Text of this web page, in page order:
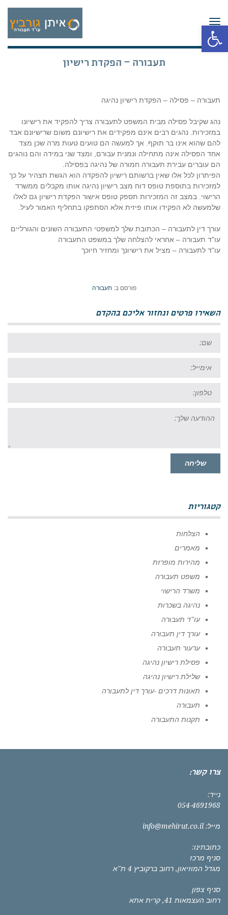
פתח סרגל נגישות
תפריט
תעבורה – הפקדת רישיון
תעבורה – פסילה – הפקדת רישיון נהיגה
נהג שקיבל פסילה מבית המשפט לתעבורה צריך להפקיד את רישיונו
במזכירות. נהגים רבים אינם מפקידים את רישיונם משום שרישיונם אבד
להם שהוא אינו בר תוקף. אך למעשה הם טועים טעות מרה שכן מצד
אחד הפסילה אינה מתחילה ונמנית עבורם, ומצד שני במידה והם נוהגים
הם עוברים עבירת תעבורה חמורה של נהיגה בפסילה.
הפיתרון לכל אלו שאין ברשותם רישיון להפקדה הוא הגשת תצהיר על כך
למזכירות בתוספת טופס דוח מצב רישיון נהיגה אותו מקבלים ממשרד
הרישוי. במצב זה המזכירות תספק טופס אישור הפקדת רישיון גם לאלו
שלמעשה לא הפקידו אותו פיזית אלא הסתפקו בתחליף האמור לעיל.
עורך דין לתעבורה – הכתובת שלך למשפטי התעבורה השונים והגורליים
עו"ד תעבורה – אחראי להצלחה שלך במשפט התעבורה
עו"ד לתעבורה – מציל את רישיונך ומחזיר חיוכך
פורסם ב:תעבורה
השאירו פרטים ונחזור אליכם בהקדם
שלך:
שליחה
קטגוריות
הצלחות
מאמרים
מהירות מופרזת
משפט תעבורה
משרד הרישוי
נהיגה בשכרות
עו"ד תעבורה
עורך דין תעבורה
ערעור תעבורה
פסילת רישיון נהיגה
שלילת רישיון נהיגה
תאונות דרכים -עורך דין לתעבורה
תעבורה
תקנות התעבורה
צרו קשר:
נייד:
054-4691968
מייל: info@mehirut.co.il
כתובתינו:
סניף מרכז
מגדל המוזיאון, רחוב ברקוביץ 4 ת"א
סניף צפון
רחוב העצמאות 41, קרית אתא